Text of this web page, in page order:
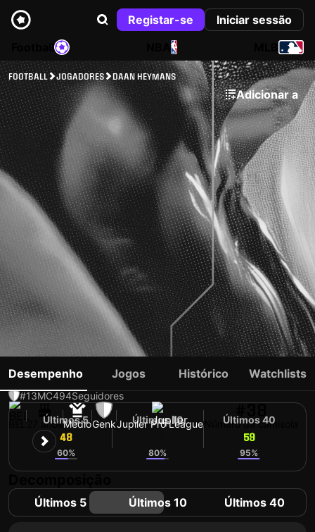
Registar-se
Iniciar sessão
NBA
FOOTBALL JOGADORES DAAN HEYMANS
Adicionar a
DAAN HEYMANS
#13MC494Seguidores
27 anosMédioGenkJupiler Pro League Número da camisola
Desempenho Jogos Histórico Watchlists
Últimos 5
48
60%
Últimos 10
80%
Últimos 40
59
95%
Últimos 5 Últimos 10 Últimos 40